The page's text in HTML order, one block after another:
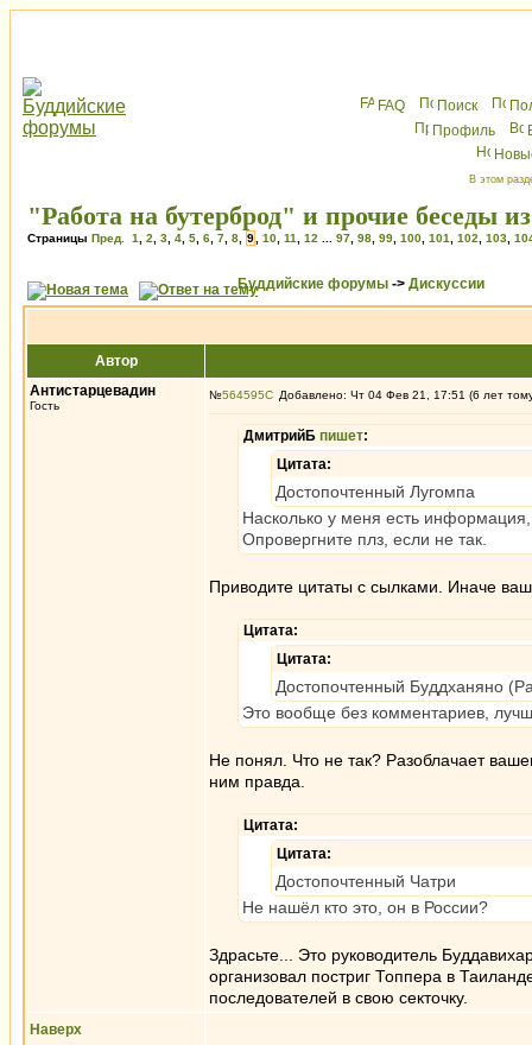
FAQ Поиск
Профиль
В этом
"Работа на бутерброд" и прочие беседы
Страницы Пред. 1 2 3 4 5 6 7 8 9 10 11 12 97 98 99 100 101 102 103
Буддийские форумы -> Дискуссии
Автор
Антистарцевадин
Гость
№564595 Добавлено: Чт 04 Фев 21, 17:51 (6 лет
ДмитрийБ пишет:
Цитата:
Достопочтенный Лугомпа
Насколько у меня есть
Опровергните плз, если не так.
Приводите цитаты с сылками. Иначе
Цитата:
Цитата:
Достопочтенный Буддханяно
Это вообще без комментариев,
Не понял. Что не так? Разоблачает
ним правда.
Цитата:
Цитата:
Достопочтенный Чатри
Не нашёл кто это, он в России?
Здрасьте... Это руководитель
организовал постриг Топпера в
последователей в свою секточку.
Наверх